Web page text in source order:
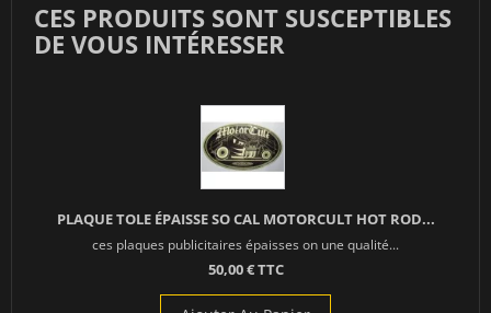
CES PRODUITS SONT SUSCEPTIBLES
DE VOUS INTÉRESSER
PLAQUE TOLE ÉPAISSE SO CAL MOTORCULT HOT ROD...
ces plaques publicitaires épaisses on une qualité...
50,00 € TTC